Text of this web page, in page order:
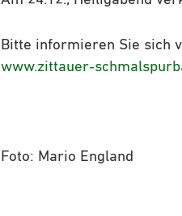
Bitte informieren Sie sich
www.zittauer-
Foto: Mario England